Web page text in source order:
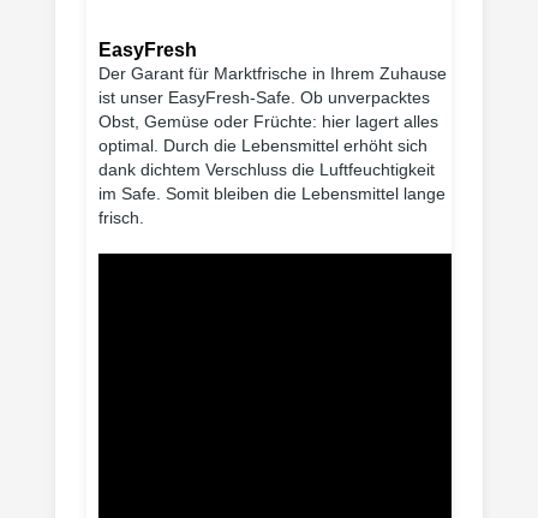
EasyFresh
Der Garant für Marktfrische in Ihrem Zuhause
ist unser EasyFresh-Safe. Ob unverpacktes
Obst, Gemüse oder Früchte: hier lagert alles
optimal. Durch die Lebensmittel erhöht sich
dank dichtem Verschluss die Luftfeuchtigkeit
im Safe. Somit bleiben die Lebensmittel lange
frisch.